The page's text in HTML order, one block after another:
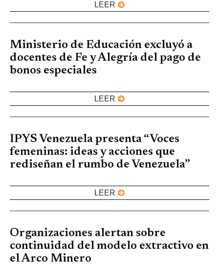
LEER
Ministerio de Educación excluyó a
docentes de Fe y Alegría del pago de
bonos especiales
LEER
IPYS Venezuela presenta “Voces
femeninas: ideas y acciones que
rediseñan el rumbo de Venezuela”
LEER
Organizaciones alertan sobre
continuidad del modelo extractivo en
el Arco Minero